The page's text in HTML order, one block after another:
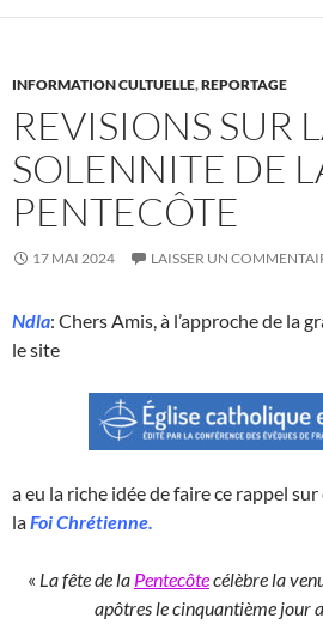
INFORMATION CULTUELLE,REPORTAGE
REVISIONS SUR
SOLENNITE DE
PENTECÔTE
17 MAI 2024 LAISSER UN
Ndla: Chers Amis, à l’approche de la
le site
a eu la riche idée de faire ce rappel
laFoi Chrétienne.
« La fête de la Pentecôtecélèbre la
apôtres le cinquantième jour